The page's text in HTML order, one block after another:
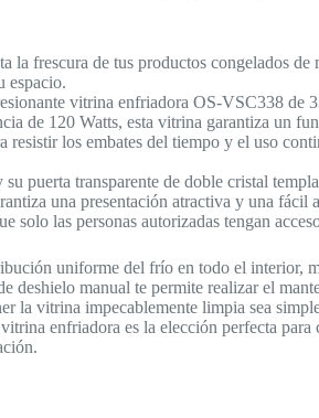
frescura de tus productos congelados de
espacio.
vitrina enfriadora OS-VSC338 de
de 120 Watts, esta vitrina garantiza un
resistir los embates del tiempo y el uso
puerta transparente de doble cristal
una presentación atractiva y una fácil
solo las personas autorizadas tengan
uniforme del frío en todo el interior,
deshielo manual te permite realizar el
la vitrina impecablemente limpia sea
enfriadora es la elección perfecta